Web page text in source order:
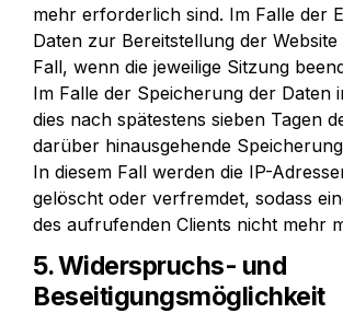
mehr erforderlich sind. Im Falle der
Daten zur Bereitstellung der Website
Fall, wenn die jeweilige Sitzung
Im Falle der Speicherung der Daten
dies nach spätestens sieben Tagen
darüber hinausgehende
In diesem Fall werden die IP-
gelöscht oder verfremdet, sodass
des aufrufenden Clients nicht mehr
5. Widerspruchs- und
Beseitigungsmöglichkeit